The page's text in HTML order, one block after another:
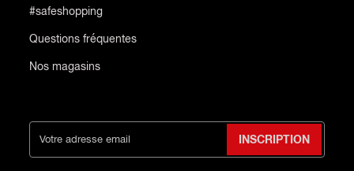
#safeshopping
Questions fréquentes
Nos magasins
INSCRIPTION